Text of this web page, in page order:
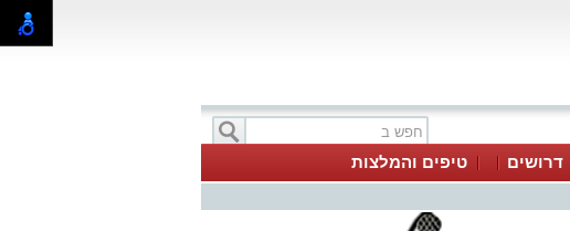
דרושים טיפים והמלצות